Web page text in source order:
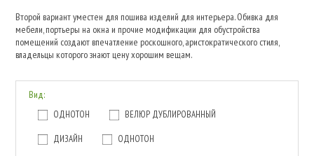
Второй вариант уместен для пошива изделий для интерьера. Обивка для
мебели, портьеры на окна и прочие модификации для обустройства
помещений создают впечатление роскошного, аристократического стиля,
владельцы которого знают цену хорошим вещам.
Вид:
ОДНОТОН ВЕЛЮР ДУБЛИРОВАННЫЙ
ДИЗАЙН ОДНОТОН